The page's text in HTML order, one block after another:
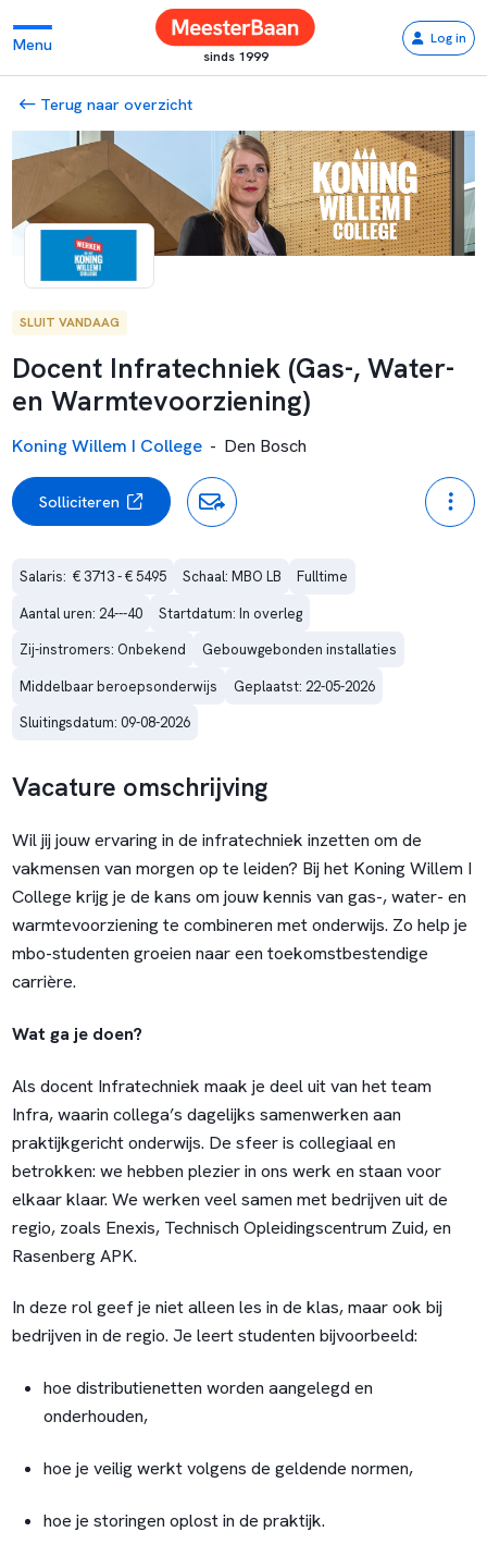
Menu
sinds 1999
Log in
Terug naar overzicht
SLUIT VANDAAG
Docent Infratechniek (Gas-, Water-
en Warmtevoorziening)
Koning Willem I College - Den Bosch
Solliciteren
Salaris:  € 3713 - € 5495 Schaal: MBO LB
Fulltime
Aantal uren: 24---40
Startdatum: In overleg
Zij-instromers: Onbekend
Gebouwgebonden installaties
Middelbaar beroepsonderwijs
Geplaatst: 22-05-2026
Sluitingsdatum: 09-08-2026
Vacature omschrijving
Wil jij jouw ervaring in de infratechniek inzetten om de
vakmensen van morgen op te leiden? Bij het Koning Willem I
College krijg je de kans om jouw kennis van gas-, water- en
warmtevoorziening te combineren met onderwijs. Zo help je
mbo-studenten groeien naar een toekomstbestendige
carrière.
Wat ga je doen?
Als docent Infratechniek maak je deel uit van het team
Infra, waarin collega’s dagelijks samenwerken aan
praktijkgericht onderwijs. De sfeer is collegiaal en
betrokken: we hebben plezier in ons werk en staan voor
elkaar klaar. We werken veel samen met bedrijven uit de
regio, zoals Enexis, Technisch Opleidingscentrum Zuid, en
Rasenberg APK.
In deze rol geef je niet alleen les in de klas, maar ook bij
bedrijven in de regio. Je leert studenten bijvoorbeeld:
hoe distributienetten worden aangelegd en
onderhouden,
hoe je veilig werkt volgens de geldende normen,
hoe je storingen oplost in de praktijk.